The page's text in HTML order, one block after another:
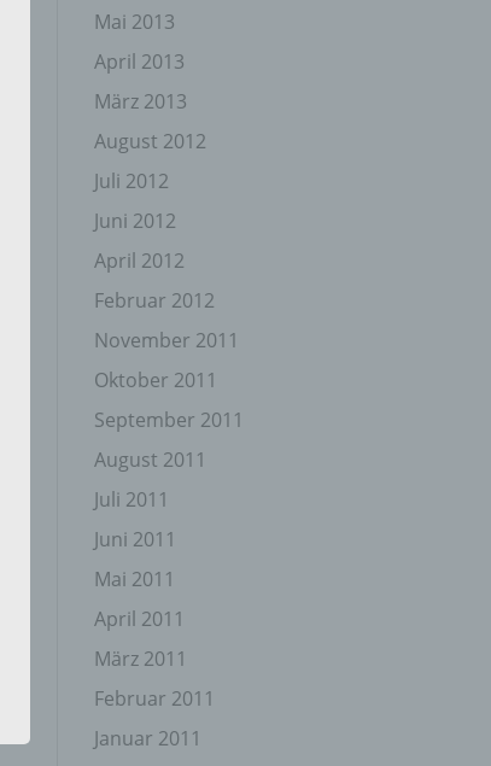
Mai 2013
April 2013
März 2013
August 2012
Juli 2012
Juni 2012
April 2012
Februar 2012
November 2011
Oktober 2011
September 2011
August 2011
Juli 2011
Juni 2011
Mai 2011
April 2011
März 2011
Februar 2011
Januar 2011